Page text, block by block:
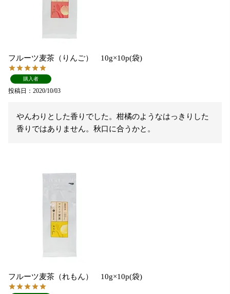
フルーツ麦茶（りんご） 10g×10p(袋)
購入者
投稿日 2020/10/03
やんわりとした香りでした。柑橘のようなはっきりした
香りではありません。秋口に合うかと。
フルーツ麦茶（れもん） 10g×10p(袋)